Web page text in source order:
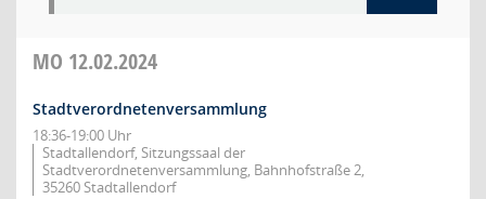
MO 12.02.2024
Stadtverordnetenversammlung
18:36-19:00 Uhr
Stadtallendorf, Sitzungssaal der
Stadtverordnetenversammlung, Bahnhofstraße 2,
35260 Stadtallendorf